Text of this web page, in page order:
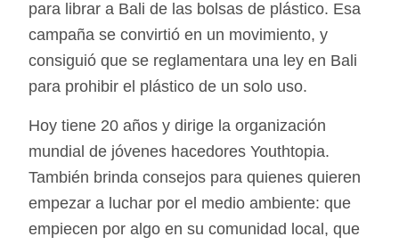
para librar a Bali de las bolsas de plástico. Esa
campaña se convirtió en un movimiento, y
consiguió que se reglamentara una ley en Bali
para prohibir el plástico de un solo uso.
Hoy tiene 20 años y dirige la organización
mundial de jóvenes hacedores Youthtopia.
También brinda consejos para quienes quieren
empezar a luchar por el medio ambiente: que
empiecen por algo en su comunidad local, que